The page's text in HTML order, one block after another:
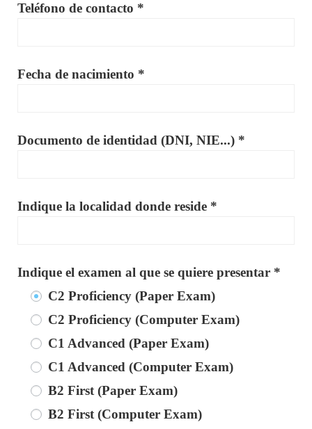
Teléfono de contacto *
Fecha de nacimiento *
Documento de identidad (DNI, NIE...) *
Indique la localidad donde reside *
Indique el examen al que se quiere presentar *
C2 Proficiency (Paper Exam)
C2 Proficiency (Computer Exam)
C1 Advanced (Paper Exam)
C1 Advanced (Computer Exam)
B2 First (Paper Exam)
B2 First (Computer Exam)